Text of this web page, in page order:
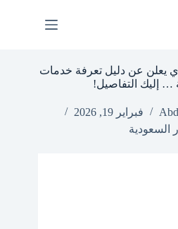
يعلن عن دليل تعرفة خدمات
… إليك التفاصيل!
فبراير 19, 2026
السعودية